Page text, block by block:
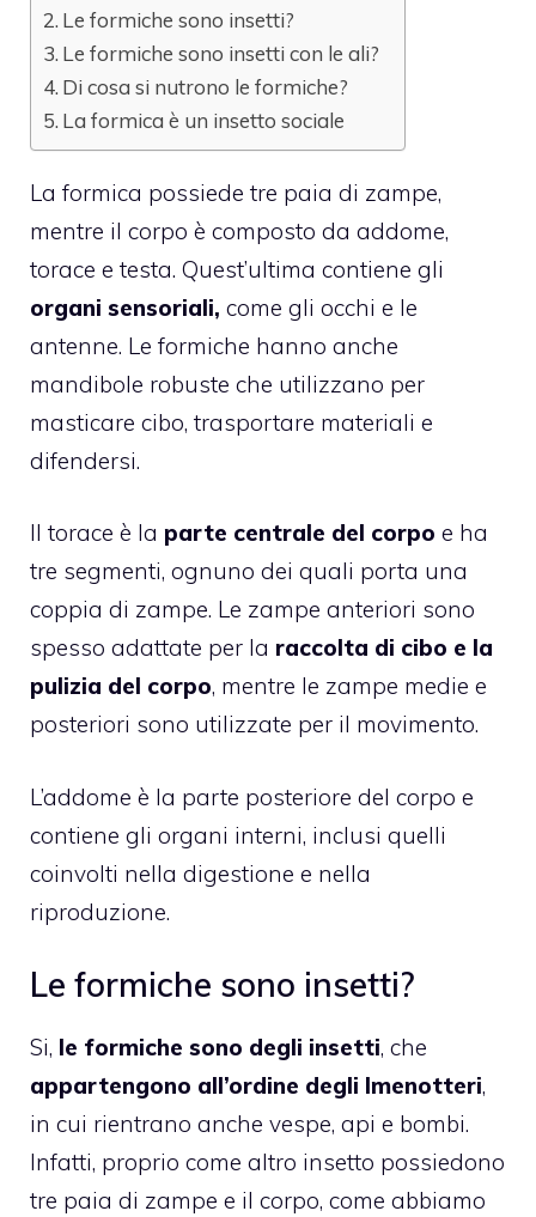
Le formiche sono insetti?
Le formiche sono insetti con le ali?
Di cosa si nutrono le formiche?
La formica è un insetto sociale
La formica possiede tre paia di zampe,
mentre il corpo è composto da addome,
torace e testa. Quest’ultima contiene gli
organi sensoriali, come gli occhi e le
antenne. Le formiche hanno anche
mandibole robuste che utilizzano per
masticare cibo, trasportare materiali e
difendersi.
Il torace è la parte centrale del corpo e ha
tre segmenti, ognuno dei quali porta una
coppia di zampe. Le zampe anteriori sono
spesso adattate per la raccolta di cibo e la
pulizia del corpo, mentre le zampe medie e
posteriori sono utilizzate per il movimento.
L’addome è la parte posteriore del corpo e
contiene gli organi interni, inclusi quelli
coinvolti nella digestione e nella
riproduzione.
Le formiche sono insetti?
Si, le formiche sono degli insetti, che
appartengono all’ordine degli Imenotteri,
in cui rientrano anche vespe, api e bombi.
Infatti, proprio come altro insetto possiedono
tre paia di zampe e il corpo, come abbiamo